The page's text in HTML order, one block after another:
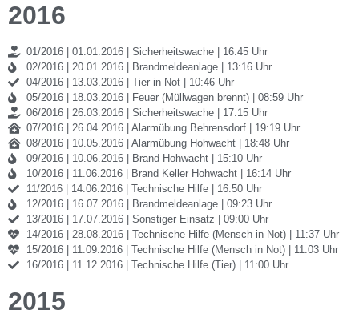
2016
01/2016 | 01.01.2016 | Sicherheitswache | 16:45 Uhr
02/2016 | 20.01.2016 | Brandmeldeanlage | 13:16 Uhr
04/2016 | 13.03.2016 | Tier in Not | 10:46 Uhr
05/2016 | 18.03.2016 | Feuer (Müllwagen brennt) | 08:59 Uhr
06/2016 | 26.03.2016 | Sicherheitswache | 17:15 Uhr
07/2016 | 26.04.2016 | Alarmübung Behrensdorf | 19:19 Uhr
08/2016 | 10.05.2016 | Alarmübung Hohwacht | 18:48 Uhr
09/2016 | 10.06.2016 | Brand Hohwacht | 15:10 Uhr
10/2016 | 11.06.2016 | Brand Keller Hohwacht | 16:14 Uhr
11/2016 | 14.06.2016 | Technische Hilfe | 16:50 Uhr
12/2016 | 16.07.2016 | Brandmeldeanlage | 09:23 Uhr
13/2016 | 17.07.2016 | Sonstiger Einsatz | 09:00 Uhr
14/2016 | 28.08.2016 | Technische Hilfe (Mensch in Not) | 11:37 Uhr
15/2016 | 11.09.2016 | Technische Hilfe (Mensch in Not) | 11:03 Uhr
16/2016 | 11.12.2016 | Technische Hilfe (Tier) | 11:00 Uhr
2015